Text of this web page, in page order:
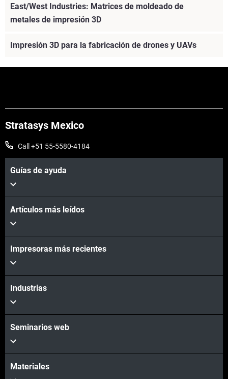
East/West Industries: Matrices de moldeado de
metales de impresión 3D
Vea más
Impresión 3D para la fabricación de drones y UAVs
Vea más
Stratasys Mexico
Call +51 55-5580-4184
Guías de ayuda
Artículos más leídos
Impresoras más recientes
Industrias
Seminarios web
Materiales